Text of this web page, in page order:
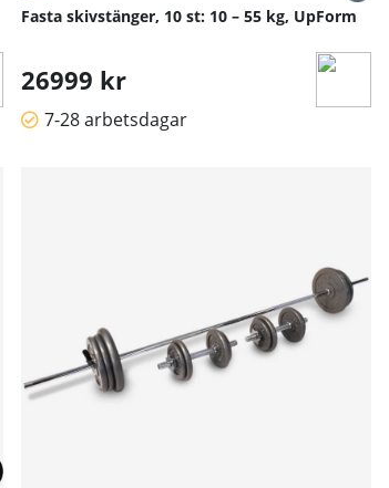
Fasta skivstänger, 10 st: 10 – 55 kg, UpForm
26999 kr
7-28 arbetsdagar